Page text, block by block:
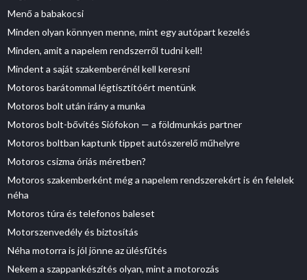
Menő a babakocsi
Minden olyan könnyen menne, mint egy autópart kezelés
Minden, amit a napelem rendszerről tudni kell!
Mindent a saját szakemberénél kell keresni
Motoros barátommal légtisztítóért mentünk
Motoros bolt után irány a munka
Motoros bolt-bővítés Siófokon — a földmunkás partner
Motoros boltban kaptunk tippet autószerelő műhelyre
Motoros csizma óriás méretben?
Motoros szakemberként még a napelem rendszerekért is én felelek
néha
Motoros túra és telefonos baleset
Motorszenvedély és biztosítás
Néha motorra is jól jönne az ülésfűtés
Nekem a szappankészítés olyan, mint a motorozás